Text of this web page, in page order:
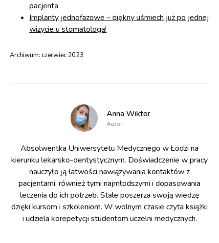
pacjenta
Implanty jednofazowe – piękny uśmiech już po jednej
wizycie u stomatologa!
Archiwum: czerwiec 2023
Anna Wiktor
Autor
Absolwentka Uniwersytetu Medycznego w Łodzi na
kierunku lekarsko-dentystycznym. Doświadczenie w pracy
nauczyło ją łatwości nawiązywania kontaktów z
pacjentami, również tymi najmłodszymi i dopasowania
leczenia do ich potrzeb. Stale poszerza swoją wiedzę
dzięki kursom i szkoleniom. W wolnym czasie czyta książki
i udziela korepetycji studentom uczelni medycznych.